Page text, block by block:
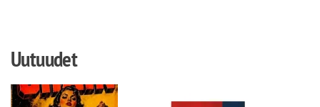
Uutuudet